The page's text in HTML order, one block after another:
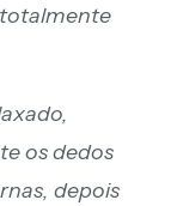
os dedos
depois